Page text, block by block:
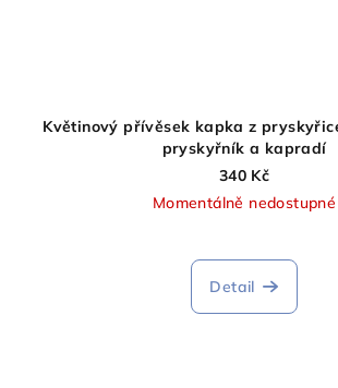
Květinový přívěsek kapka z
pryskyřník a kapradí
340 Kč
Momentálně nedostupné
Detail